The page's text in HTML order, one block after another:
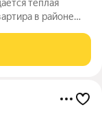
теплая
в районе
м2.